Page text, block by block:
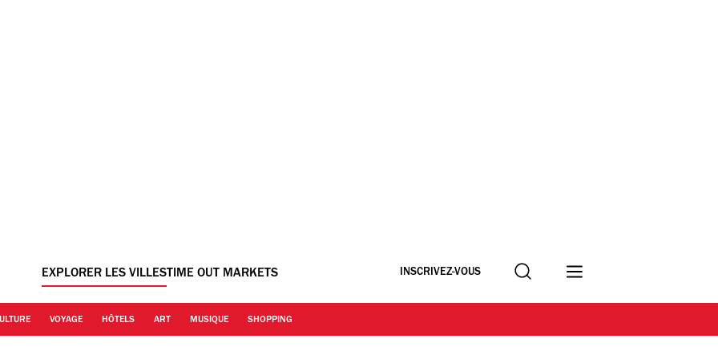
EXPLORER LES VILLESTIME OUT MARKETS INSCRIVEZ-VOUS Recherche
VOYAGE HÔTELS ART MUSIQUE SHOPPING